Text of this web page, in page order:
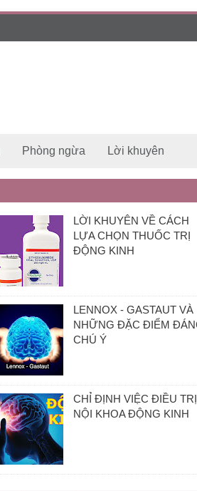
Phòng ngừa Lời khuyên
LỜI KHUYÊN VỀ CÁCH
LỰA CHỌN THUỐC TRỊ
ĐỘNG KINH
LENNOX - GASTAUT VÀ
NHỮNG ĐẶC ĐIỂM
CHÚ Ý
CHỈ ĐỊNH VIỆC ĐIỀU TRỊ
NỘI KHOA ĐỘNG KINH